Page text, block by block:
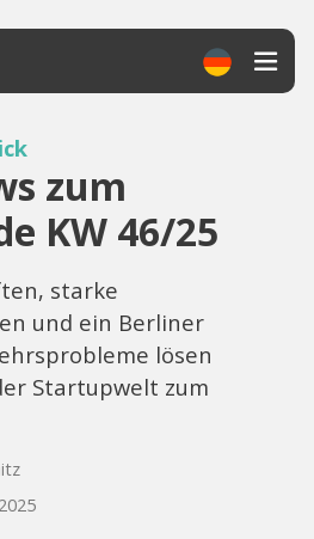
zum
KW 46/25
starke
und ein Berliner
lösen
Startupwelt zum